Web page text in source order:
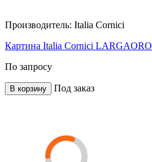
Производитель: Italia Cornici
Картина Italia Cornici LARGAORO
По запросу
В корзину Под заказ